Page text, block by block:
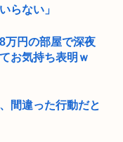
らない」
万円の部屋で深夜
お気持ち表明ｗ
間違った行動だと